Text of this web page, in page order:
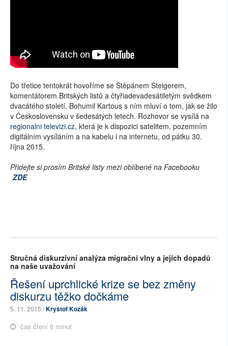
Do třetice tentokrát hovoříme se Štěpánem Steigerem,
komentátorem Britských listů a čtyřiadevadesátiletým svědkem
dvacátého století. Bohumil Kartous s ním mluví o tom, jak se žilo
v Československu v šedesátých letech. Rozhovor se vysílá na
regionalni televizi.cz, která je k dispozici satelitem, pozemním
digitálním vysíláním a na kabelu i na internetu, od pátku 30.
října 2015.
Přidejte si prosím Britské listy mezi oblíbené na Facebooku
ZDE
Stručná diskurzivní analýza migrační vlny a jejích dopadů
na naše uvažování
Řešení uprchlické krize se bez změny
diskurzu těžko dočkáme
5. 11. 2015 /Kryštof Kozák
čas čtení 6 minut